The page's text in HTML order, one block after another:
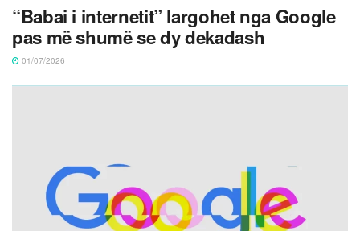
“Babai i internetit” largohet nga Google
pas më shumë se dy dekadash
01/07/2026